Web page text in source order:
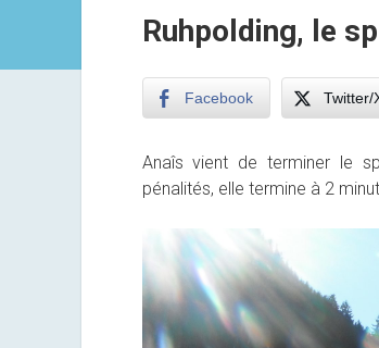
Ruhpolding, le
Facebook Twitter/
Anaîs vient de terminer le
pénalités, elle termine à 2